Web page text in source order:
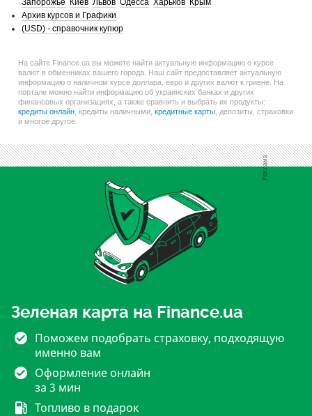
Запорожье
Киев Львов Одесса Харьков Крым
Архив курсов и Графики
(USD) - справочник купюр
На сайте Finance.ua вы можете найти актуальную информацию о курсе
валют в обменниках вашего города. Наш сайт предоставляет актуальную
информацию о наличном курсе доллара, евро и других валют к гривне. На
портале можно найти информацию об украинских банках и других
финансовых организациях, а также сравнить и выбрать их продукты:
кредиты онлайн , кредиты наличными, кредитные карты , депозиты, страховки
и многое другое.
Зеленая карта на Finance.ua
Поможем подобрать страховку, подходящую
именно вам
Оформление онлайн
за 3 мин
Топливо в подарок